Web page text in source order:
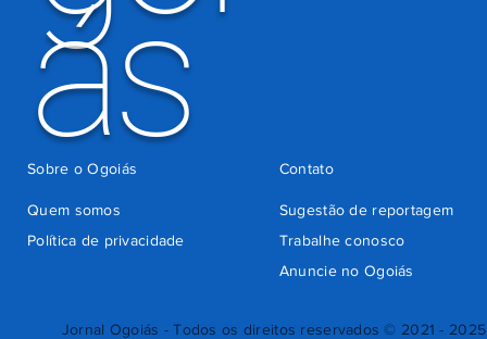
Jornal Ogoiás - Todos os direitos reservados © 2021 - 2025
ás
Quem somos
Sugestão de reportagem
Trabalhe conosco
Política de privacidade
Anuncie no Ogoiás
Contato
Sobre o Ogoiás